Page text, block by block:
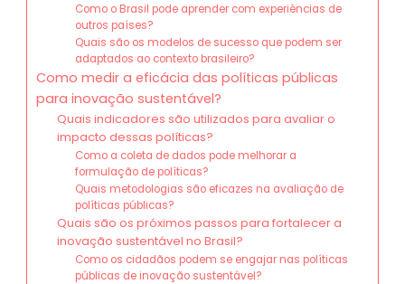
Como o Brasil pode aprender com experiências de
outros países?
Quais são os modelos de sucesso que podem ser
adaptados ao contexto brasileiro?
Como medir a eficácia das políticas públicas
para inovação sustentável?
Quais indicadores são utilizados para avaliar o
impacto dessas políticas?
Como a coleta de dados pode melhorar a
formulação de políticas?
Quais metodologias são eficazes na avaliação de
políticas públicas?
Quais são os próximos passos para fortalecer a
inovação sustentável no Brasil?
Como os cidadãos podem se engajar nas políticas
públicas de inovação sustentável?